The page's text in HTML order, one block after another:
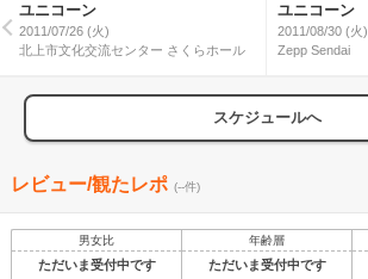
ユニコーン
2011/07/26 (火)
北上市文化交流センター さくらホール
ユニコーン
2011/08/30 (火)
Zepp Sendai
スケジュールへ
レビュー/観たレポ (--件)
男女比 年齢層
ただいま受付中です ただいま受付中です